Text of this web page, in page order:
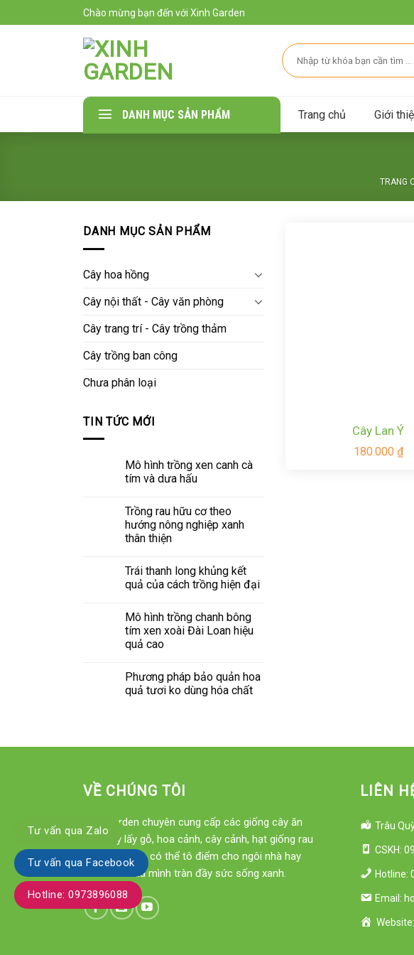
to
Chào mừng bạn đến với Xinh Garden
Tìm
kiếm:
DANH MỤC SẢN PHẨM Trang chủ Giới
TRANG
DANH MỤC SẢN PHẨM
Cây hoa hồng
Cây nội thất - Cây văn phòng
Cây trang trí - Cây trồng thảm
Cây trồng ban công
Chưa phân loại
TIN TỨC MỚI
Mô hình trồng xen canh cà
tím và dưa hấu
Trồng rau hữu cơ theo
hướng nông nghiệp xanh
thân thiện
Trái thanh long khủng kết
quả của cách trồng hiện đại
Mô hình trồng chanh bông
tím xen xoài Đài Loan hiệu
quả cao
Phương pháp bảo quản hoa
quả tươi ko dùng hóa chất
Cây Lan Ý
180.000 ₫
VỀ CHÚNG TÔI
Xinh Garden chuyên cung cấp các giống cây ăn
quả, cây lấy gỗ, hoa cảnh, cây cảnh, hạt giống rau
sạch... để bạn có thể tô điểm cho ngôi nhà hay
khu vườn của mình tràn đầy sức sống xanh.
LIÊN
Trâu
CSKH:
Hotline:
Email:
Tư vấn qua Zalo
Tư vấn qua Facebook
Hotline: 0973896088